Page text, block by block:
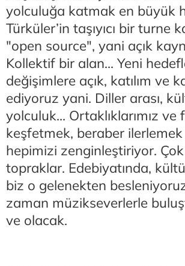
yolculuğa katmak en büyük
Türküler’in taşıyıcı bir
"open source", yani açık
Kollektif bir alan... Yeni
değişimlere açık, katılım ve
ediyoruz yani. Diller arası,
yolculuk... Ortaklıklarımız ve
keşfetmek, beraber
hepimizi zenginleştiriyor.
topraklar. Edebiyatında,
biz o gelenekten
zaman müzikseverlerle
ve olacak.